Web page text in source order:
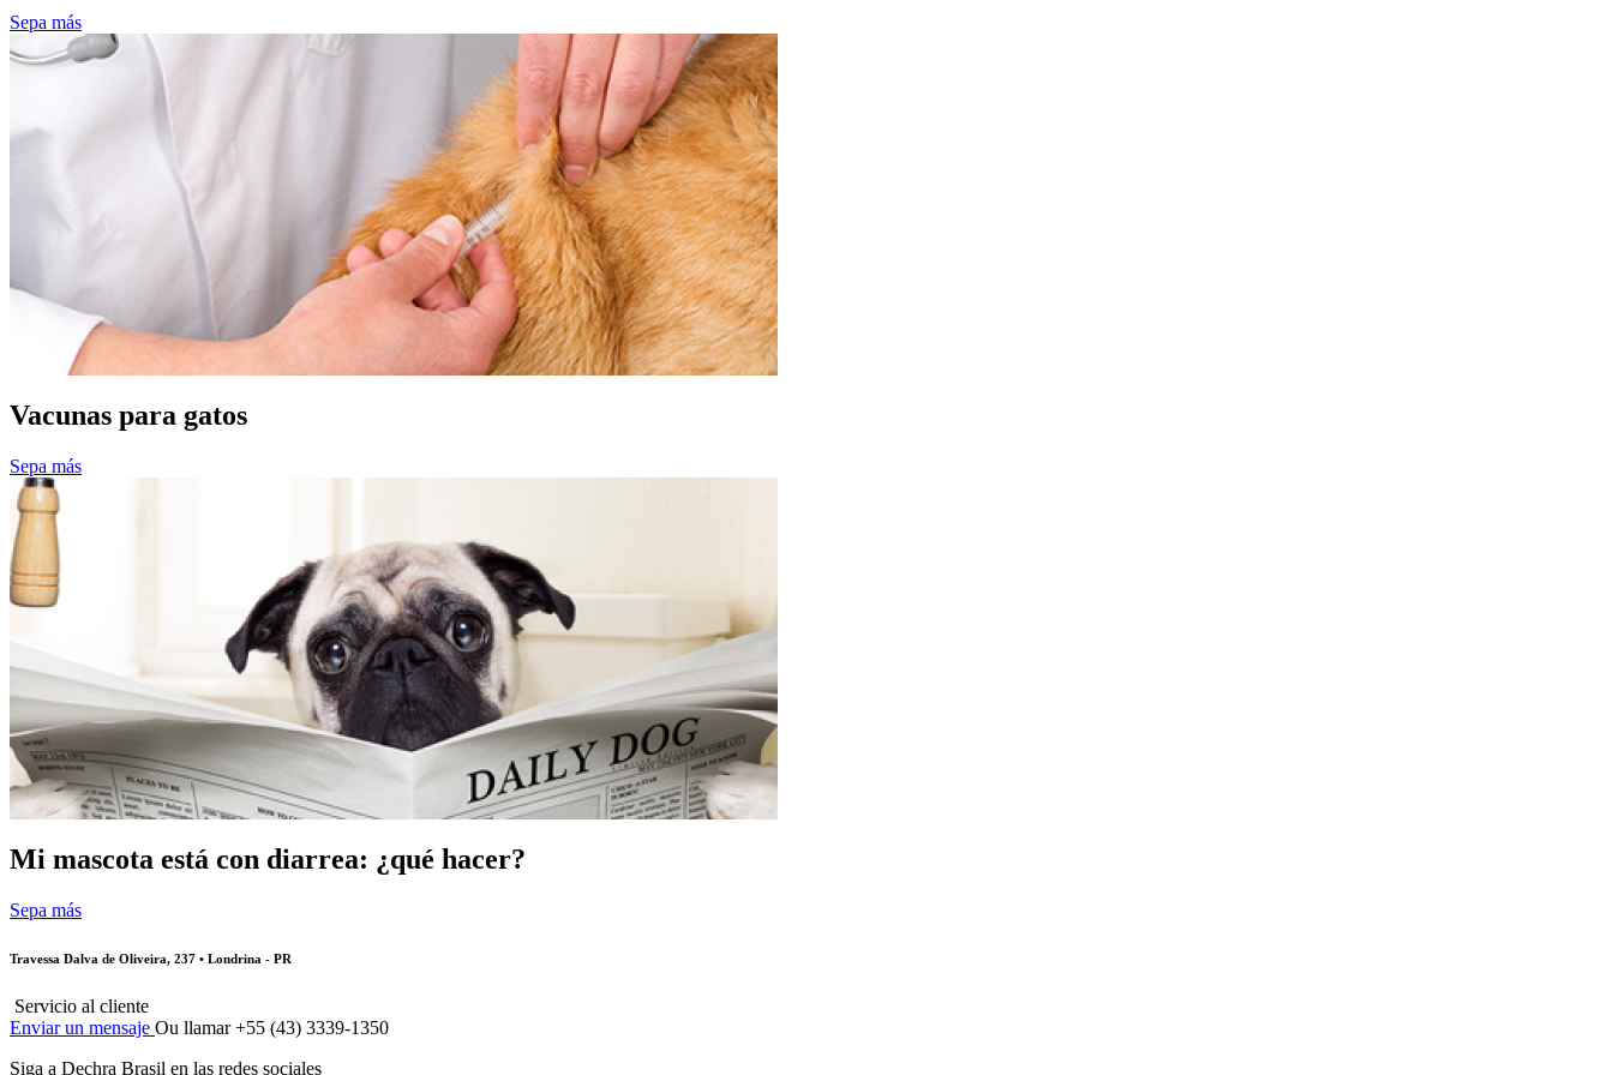
Sepa más
Vacunas para gatos
Sepa más
Mi mascota está con diarrea: ¿qué hacer?
Sepa más
Travessa Dalva de Oliveira, 237 • Londrina - PR
Servicio al cliente
Enviar un mensaje Ou llamar +55 (43) 3339-1350
Siga a Dechra Brasil en las redes sociales